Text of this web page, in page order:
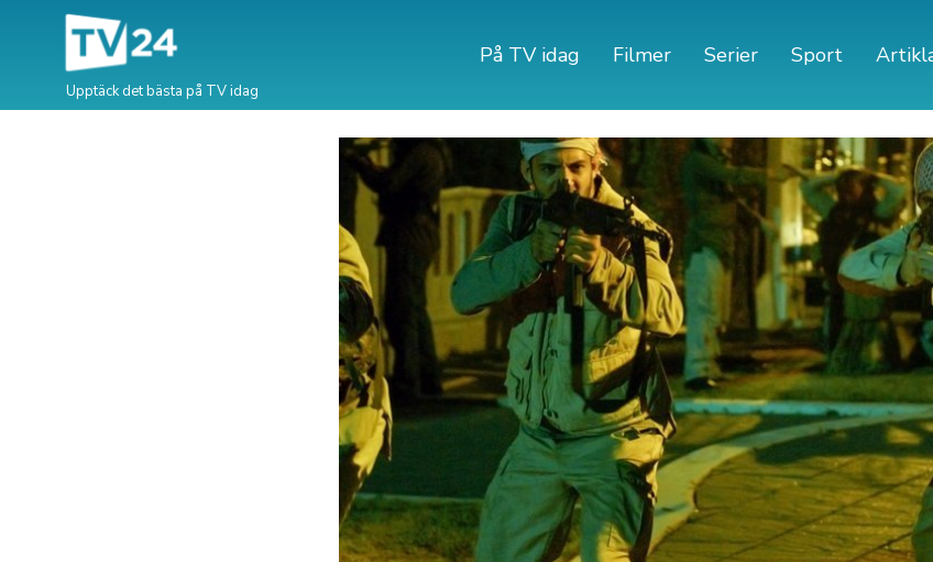
Upptäck det bästa på TV idag
På TV idag Filmer Serier Sport